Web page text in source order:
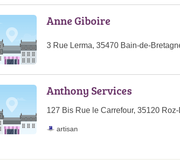
Anne Giboire
3 Rue Lerma, 35470 Bain-de-
Anthony Services
127 Bis Rue le Carrefour, 35120
artisan